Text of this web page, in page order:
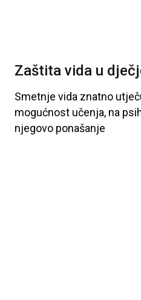
Zaštita vida u
Smetnje vida znatno
mogućnost učenja, na
njegovo ponašanje